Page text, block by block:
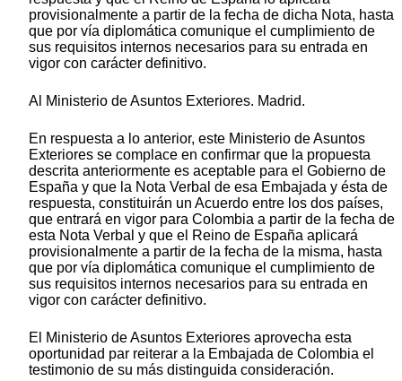
provisionalmente a partir de la fecha de dicha Nota, hasta
que por vía diplomática comunique el cumplimiento de
sus requisitos internos necesarios para su entrada en
vigor con carácter definitivo.
Al Ministerio de Asuntos Exteriores. Madrid.
En respuesta a lo anterior, este Ministerio de Asuntos
Exteriores se complace en confirmar que la propuesta
descrita anteriormente es aceptable para el Gobierno de
España y que la Nota Verbal de esa Embajada y ésta de
respuesta, constituirán un Acuerdo entre los dos países,
que entrará en vigor para Colombia a partir de la fecha de
esta Nota Verbal y que el Reino de España aplicará
provisionalmente a partir de la fecha de la misma, hasta
que por vía diplomática comunique el cumplimiento de
sus requisitos internos necesarios para su entrada en
vigor con carácter definitivo.
El Ministerio de Asuntos Exteriores aprovecha esta
oportunidad par reiterar a la Embajada de Colombia el
testimonio de su más distinguida consideración.